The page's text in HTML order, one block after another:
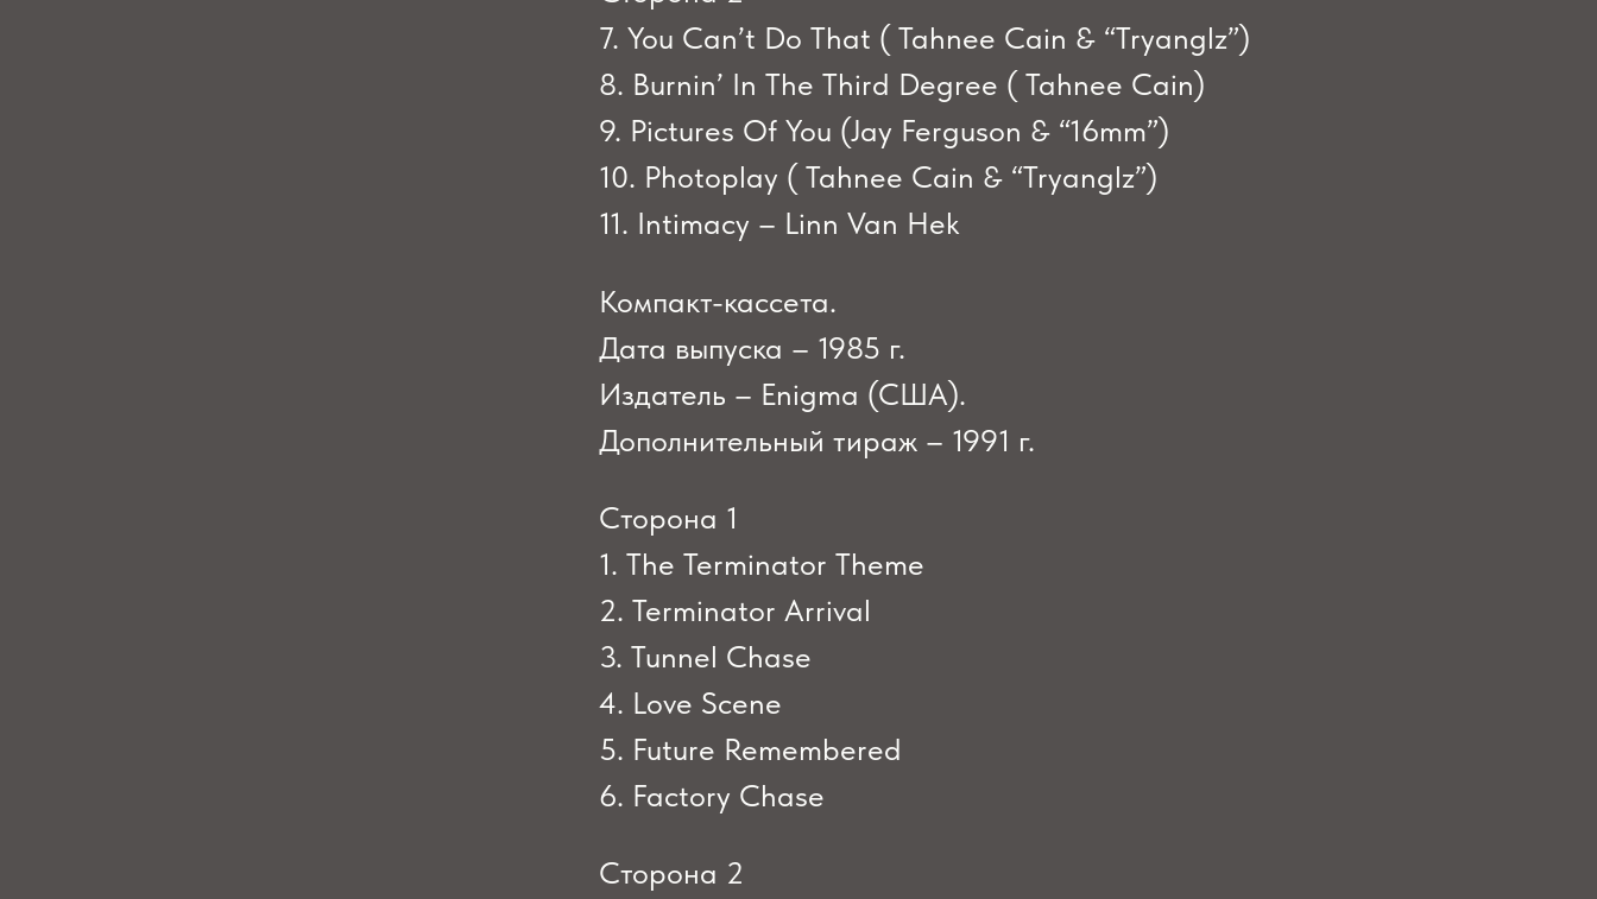
7. You Can’t Do That ( Tahnee Cain & “Tryanglz”)
8. Burnin’ In The Third Degree ( Tahnee Cain)
9. Pictures Of You (Jay Ferguson & “16mm”)
10. Photoplay ( Tahnee Cain & “Tryanglz”)
11. Intimacy – Linn Van Hek
Компакт-кассета.
Дата выпуска – 1985 г.
Издатель – Enigma (США).
Дополнительный тираж – 1991 г.
Сторона 1
1. The Terminator Theme
2. Terminator Arrival
3. Tunnel Chase
4. Love Scene
5. Future Remembered
6. Factory Chase
Сторона 2